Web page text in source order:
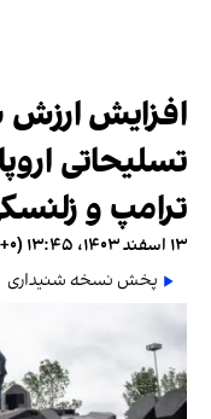
افزایش
تسلیحاتی
ترامپ و
۱۳ اسفند ۱۴۰۳، ۱۳:۴۵ (‎+۰ گرینویچ)
پخش نسخه شنیداری